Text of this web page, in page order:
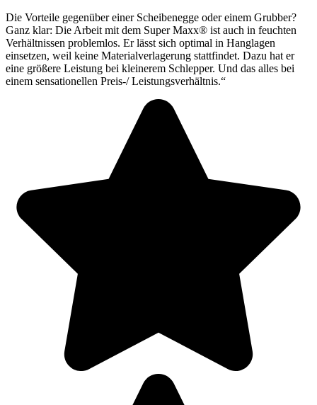
Die Vorteile gegenüber einer Scheibenegge oder einem Grubber?
Ganz klar: Die Arbeit mit dem Super Maxx® ist auch in feuchten
Verhältnissen problemlos. Er lässt sich optimal in Hanglagen
einsetzen, weil keine Materialverlagerung stattfindet. Dazu hat er
eine größere Leistung bei kleinerem Schlepper. Und das alles bei
einem sensationellen Preis-/ Leistungsverhältnis.“